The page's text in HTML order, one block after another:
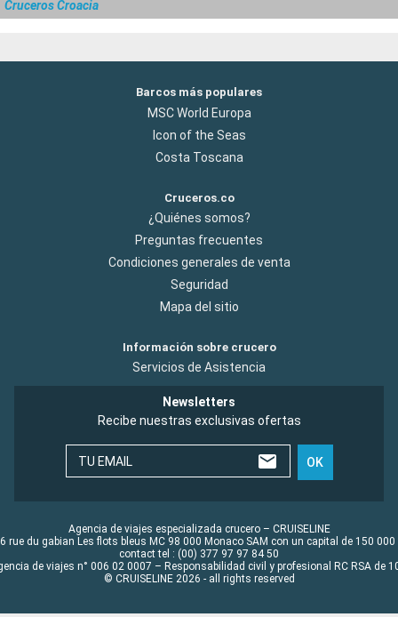
Cruceros Croacia
Barcos más populares
MSC World Europa
Icon of the Seas
Costa Toscana
Cruceros.co
¿Quiénes somos?
Preguntas frecuentes
Condiciones generales de venta
Seguridad
Mapa del sitio
Información sobre crucero
Servicios de Asistencia
Newsletters
Recibe nuestras exclusivas ofertas
TU EMAIL OK
Agencia de viajes especializada crucero – CRUISELINE
rue du gabian Les flots bleus MC 98 000 Monaco SAM con un capital de 150 000
contact tel : (00) 377 97 97 84 50
de viajes n° 006 02 0007 – Responsabilidad civil y profesional RC RSA de
© CRUISELINE 2026 - all rights reserved